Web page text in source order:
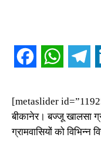
[metaslider
बीकानेर। बज्जू खालसा
ग्रामवासियों को